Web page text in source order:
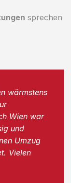
sprechen
wärmstens
Wien war
und
Umzug
Vielen